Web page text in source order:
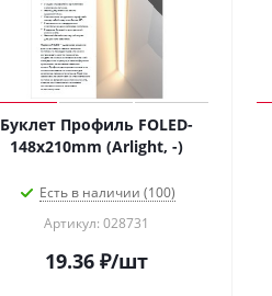
Буклет Профиль FOLED-
148х210mm (Arlight, -)
Есть в наличии (100)
Артикул: 028731
19.36₽/шт